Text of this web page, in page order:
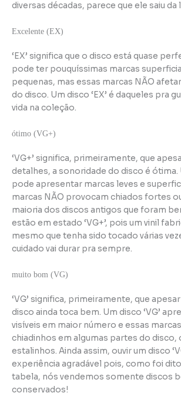
diversas décadas, parece que ele saiu
Excelente (EX)
‘EX’ significa que o disco está quase
pode ter pouquíssimas marcas
pequenas, mas essas marcas NÃO
do disco. Um disco ‘EX’ é daqueles pra
vida na coleção.
ótimo (VG+)
‘VG+’ significa, primeiramente, que
detalhes, a sonoridade do disco é ótima.
pode apresentar marcas leves e
marcas NÃO provocam chiados fortes
maioria dos discos antigos que foram
estão em estado ‘VG+’, pois um vinil
mesmo que tenha sido tocado várias
cuidado vai durar pra sempre.
muito bom (VG)
‘VG’ significa, primeiramente, que
disco ainda toca bem. Um disco ‘VG’
visíveis em maior número e essas
chiadinhos em algumas partes do disco,
estalinhos. Ainda assim, ouvir um disco
experiência agradável pois, como foi
tabela, nós vendemos somente discos
conservados!